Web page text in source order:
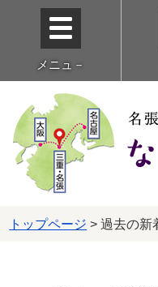
メニュ－
トップページ > 過去の新